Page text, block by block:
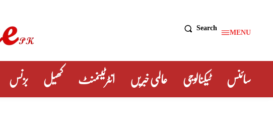
MENU
Search
سائنس ٹیکنالوجی عالمی خبریں انٹرٹینمنٹ کھیل بزنس